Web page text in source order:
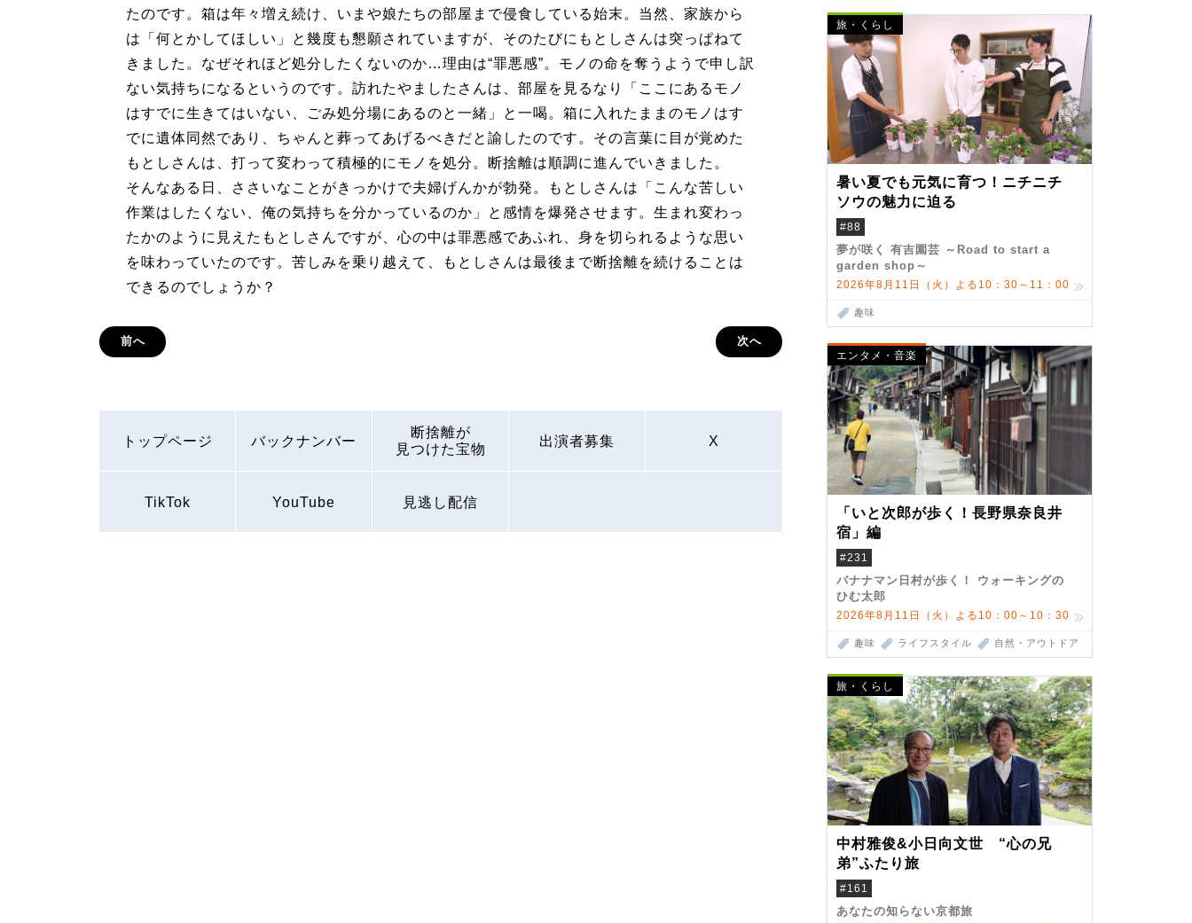
旅・くらし
暑い夏でも元気に育つ！ニチニチ
ソウの魅力に迫る
#88
夢が咲く 有吉園芸 ～Road to start a
garden shop～
2026年8月11日（火）よる10：30～11：00
趣味
エンタメ・音楽
「いと次郎が歩く！長野県奈良井
宿」編
#231
バナナマン日村が歩く！ ウォーキングの
ひむ太郎
2026年8月11日（火）よる10：00～10：30
趣味 ライフスタイル 自然・アウトドア
旅・くらし
中村雅俊&小日向文世 “心の兄
弟”ふたり旅
#161
あなたの知らない京都旅
たのです。箱は年々増え続け、いまや娘たちの部屋まで侵食している始末。当然、家族から
は「何とかしてほしい」と幾度も懇願されていますが、そのたびにもとしさんは突っぱねて
きました。なぜそれほど処分したくないのか…理由は“罪悪感”。モノの命を奪うようで申し訳
ない気持ちになるというのです。訪れたやましたさんは、部屋を見るなり「ここにあるモノ
はすでに生きてはいない、ごみ処分場にあるのと一緒」と一喝。箱に入れたままのモノはす
でに遺体同然であり、ちゃんと葬ってあげるべきだと諭したのです。その言葉に目が覚めた
もとしさんは、打って変わって積極的にモノを処分。断捨離は順調に進んでいきました。
そんなある日、ささいなことがきっかけで夫婦げんかが勃発。もとしさんは「こんな苦しい
作業はしたくない、俺の気持ちを分かっているのか」と感情を爆発させます。生まれ変わっ
たかのように見えたもとしさんですが、心の中は罪悪感であふれ、身を切られるような思い
を味わっていたのです。苦しみを乗り越えて、もとしさんは最後まで断捨離を続けることは
できるのでしょうか？
前へ 次へ
トップページ バックナンバー
断捨離が
見つけた宝物
出演者募集 X
TikTok YouTube 見逃し配信